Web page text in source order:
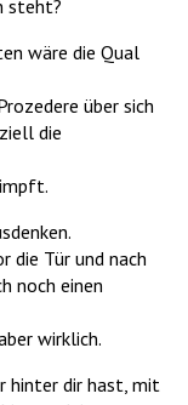
steht?
wäre die Qual
über sich
die
die Tür und nach
noch einen
wirklich.
hinter dir hast, mit